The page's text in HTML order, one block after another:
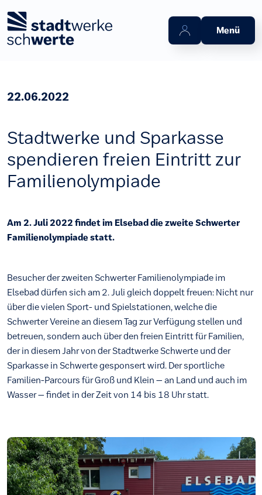
Menü
22.06.2022
Stadtwerke und Sparkasse
spendieren freien Eintritt zur
Familienolympiade
Am 2. Juli 2022 findet im Elsebad die zweite Schwerter
Familienolympiade statt.
Besucher der zweiten Schwerter Familienolympiade im
Elsebad dürfen sich am 2. Juli gleich doppelt freuen: Nicht nur
über die vielen Sport- und Spielstationen, welche die
Schwerter Vereine an diesem Tag zur Verfügung stellen und
betreuen, sondern auch über den freien Eintritt für Familien,
der in diesem Jahr von der Stadtwerke Schwerte und der
Sparkasse in Schwerte gesponsert wird. Der sportliche
Familien-Parcours für Groß und Klein – an Land und auch im
Wasser – findet in der Zeit von 14 bis 18 Uhr statt.